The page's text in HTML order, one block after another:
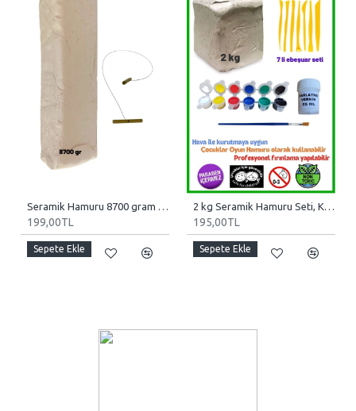
Seramik Hamuru 8700 gram (8,7 KG), Doğal Kil Çamuru, Oyun Hamuru
199,00TL
Sepete Ekle
2 kg Seramik Hamuru Seti, Kil Çamuru , oyun hamuru seti, havayla kuruyan kil çamur seramik
195,00TL
Sepete Ekle